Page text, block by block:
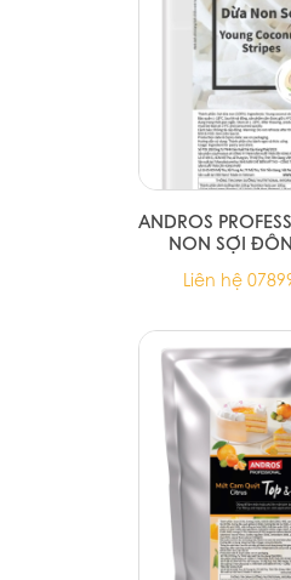
ANDROS
NON SỢI
Liên hệ